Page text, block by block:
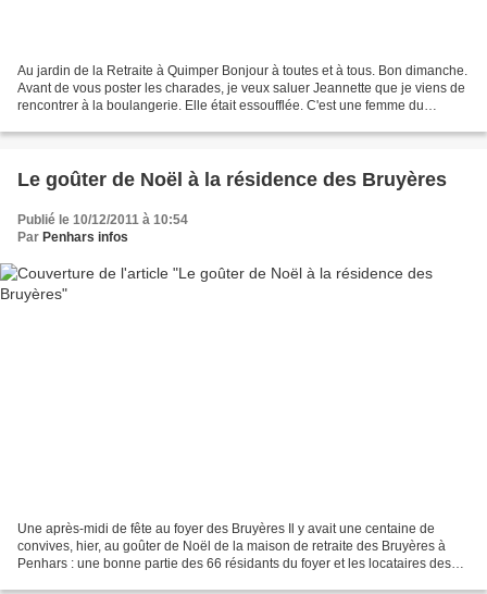
Au jardin de la Retraite à Quimper Bonjour à toutes et à tous. Bon dimanche.
Avant de vous poster les charades, je veux saluer Jeannette que je viens de
rencontrer à la boulangerie. Elle était essoufflée. C'est une femme du
Le goûter de Noël à la résidence des Bruyères
Publié le 10/12/2011 à 10:54
Par Penhars infos
Une après-midi de fête au foyer des Bruyères Il y avait une centaine de
convives, hier, au goûter de Noël de la maison de retraite des Bruyères à
Penhars : une bonne partie des 66 résidants du foyer et les locataires des